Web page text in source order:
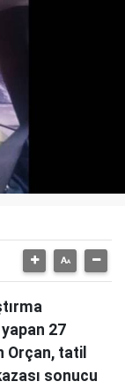
27
Orçan, tatil
sonucu